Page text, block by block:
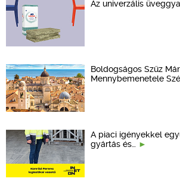
Az univerzális
Boldogságos Szűz
Mennybemenetele
A piaci igényekkel
gyártás és…